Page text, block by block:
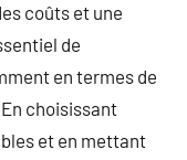
coûts et une
de
en termes de
choisissant
et en mettant